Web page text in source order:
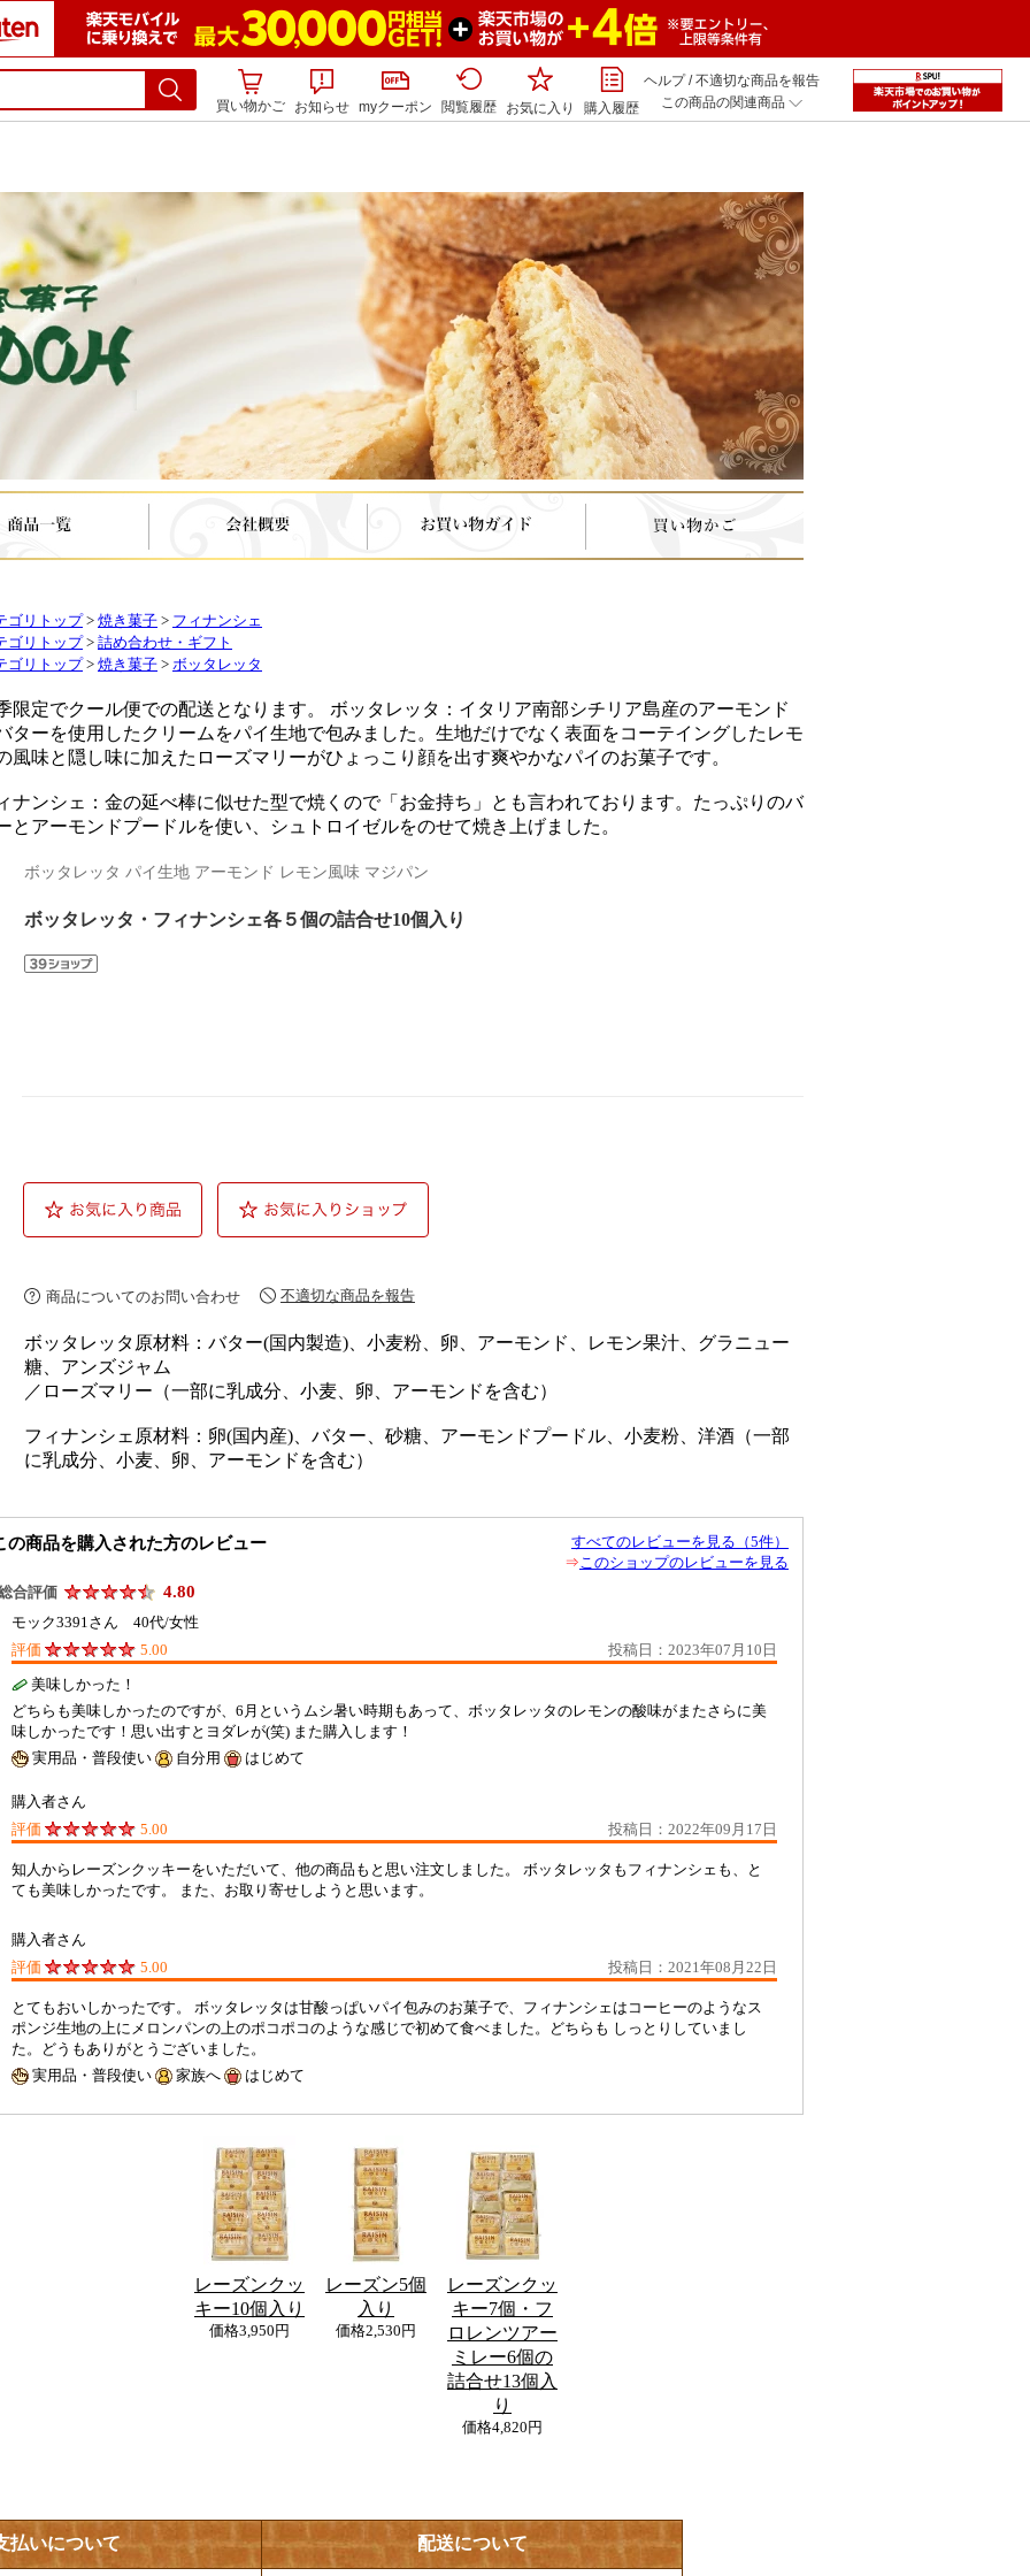
買い物かご お知らせ myクーポン 閲覧履歴 お気に入り 購入履歴
ヘルプ/不適切な商品を報告
この商品の関連商品
ゴリトップ > 焼き菓子 > フィナンシェ
ゴリトップ > 詰め合わせ・ギフト
ゴリトップ > 焼き菓子 > ボッタレッタ
限定でクール便での配送となります。 ボッタレッタ：イタリア南部シチリア島産のアーモンド
ターを使用したクリームをパイ生地で包みました。生地だけでなく表面をコーテイングしたレモ
風味と隠し味に加えたローズマリーがひょっこり顔を出す爽やかなパイのお菓子です。
ナンシェ：金の延べ棒に似せた型で焼くので「お金持ち」とも言われております。たっぷりのバ
とアーモンドプードルを使い、シュトロイゼルをのせて焼き上げました。
ボッタレッタ パイ生地 アーモンド レモン風味 マジパン
ボッタレッタ・フィナンシェ各５個の詰合せ10個入り
商品についてのお問い合わせ 不適切な商品を報告
ボッタレッタ原材料：バター(国内製造)、小麦粉、卵、アーモンド、レモン果汁、グラニュー
糖、アンズジャム
／ローズマリー（一部に乳成分、小麦、卵、アーモンドを含む）
フィナンシェ原材料：卵(国内産)、バター、砂糖、アーモンドプードル、小麦粉、洋酒（一部
に乳成分、小麦、卵、アーモンドを含む）
の商品を購入された方のレビュー
すべてのレビューを見る（5件）
⇒このショップのレビューを見る
合評価
4.80
モック3391さん 40代/女性
評価
5.00
投稿日：2023年07月10日
美味しかった！
どちらも美味しかったのですが、6月というムシ暑い時期もあって、ボッタレッタのレモンの酸味がまたさらに美
味しかったです！思い出すとヨダレが(笑) また購入します！
実用品・普段使い
自分用 はじめて
購入者さん
評価
5.00 投稿日：2022年09月17日
知人からレーズンクッキーをいただいて、他の商品もと思い注文しました。 ボッタレッタもフィナンシェも、と
ても美味しかったです。 また、お取り寄せしようと思います。
購入者さん
評価
5.00 投稿日：2021年08月22日
とてもおいしかったです。 ボッタレッタは甘酸っぱいパイ包みのお菓子で、フィナンシェはコーヒーのようなス
ポンジ生地の上にメロンパンの上のポコポコのような感じで初めて食べました。どちらも しっとりしていまし
た。どうもありがとうございました。
実用品・普段使い
家族へ はじめて
レーズンクッ
キー10個入り
価格3,950円
レーズン5個
入り
価格2,530円
レーズンクッ
キー7個・フ
ロレンツアー
ミレー6個の
詰合せ13個入
り
価格4,820円
払いについて 配送について